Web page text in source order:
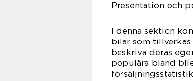
Presentation och
I denna sektion
bilar som
beskriva deras
populära bland